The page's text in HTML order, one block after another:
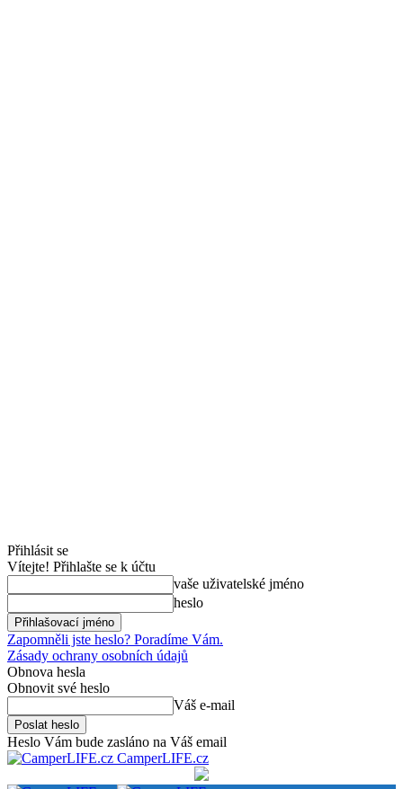
Přihlásit se
Vítejte! Přihlašte se k účtu
vaše uživatelské jméno
heslo
Zapomněli jste heslo? Poradíme Vám.
Zásady ochrany osobních údajů
Obnova hesla
Obnovit své heslo
Váš e-mail
Heslo Vám bude zasláno na Váš email
CamperLIFE.cz